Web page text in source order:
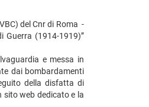
del Cnr di Roma -
Guerra (1914-1919)”
e messa in
dai bombardamenti
della disfatta di
sito web dedicato e la